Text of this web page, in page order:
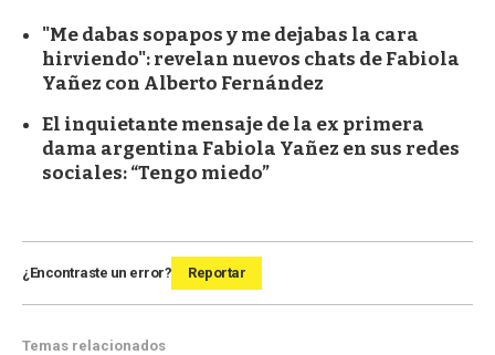
"Me dabas sopapos y me dejabas la cara
hirviendo": revelan nuevos chats de Fabiola
Yañez con Alberto Fernández
El inquietante mensaje de la ex primera
dama argentina Fabiola Yañez en sus redes
sociales: “Tengo miedo”
¿Encontraste un error? Reportar
Temas relacionados